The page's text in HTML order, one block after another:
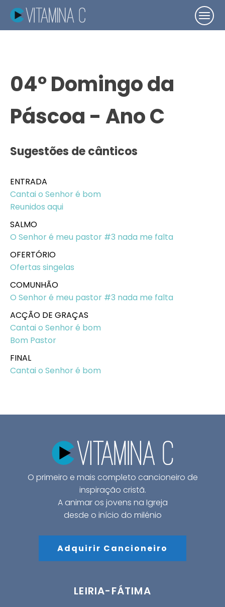
04º Domingo da
Páscoa - Ano C
Sugestões de cânticos
ENTRADA
Cantai o Senhor é bom
Reunidos aqui
SALMO
O Senhor é meu pastor #3 nada me falta
OFERTÓRIO
Ofertas singelas
COMUNHÃO
O Senhor é meu pastor #3 nada me falta
ACÇÃO DE GRAÇAS
Cantai o Senhor é bom
Bom Pastor
FINAL
Cantai o Senhor é bom
O primeiro e mais completo cancioneiro de
inspiração cristã.
A animar os jovens na Igreja
desde o início do milénio
Adquirir Cancioneiro
LEIRIA-FÁTIMA